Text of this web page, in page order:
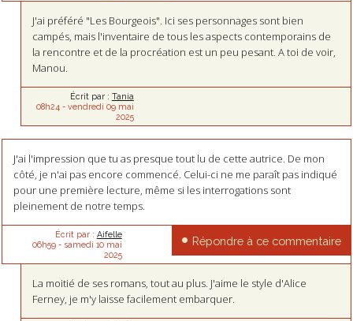
J'ai préféré "Les Bourgeois". Ici ses personnages sont bien
campés, mais l'inventaire de tous les aspects contemporains de
la rencontre et de la procréation est un peu pesant. A toi de voir,
Manou.
Écrit par : Tania
08h24 - vendredi 09 mai
2025
J'ai l'impression que tu as presque tout lu de cette autrice. De mon
côté, je n'ai pas encore commencé. Celui-ci ne me paraît pas indiqué
pour une première lecture, même si les interrogations sont
pleinement de notre temps.
Écrit par : Aifelle
06h59- samedi 10 mai
2025
Répondre à ce commentaire
La moitié de ses romans, tout au plus. J'aime le style d'Alice
Ferney, je m'y laisse facilement embarquer.